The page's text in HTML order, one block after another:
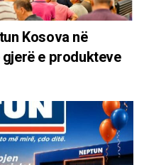
Kosova në
e produkteve